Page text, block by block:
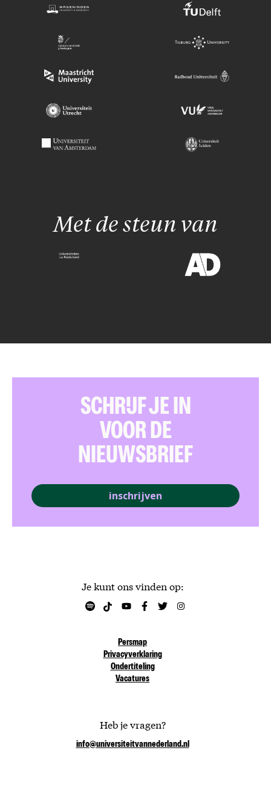
Met de steun van
Je kunt ons vinden op:
Persmap
Privacyverklaring
Ondertiteling
Vacatures
Heb je vragen?
info@universiteitvannederland.nl
SCHRIJF JE IN
VOOR DE
NIEUWSBRIEF
inschrijven